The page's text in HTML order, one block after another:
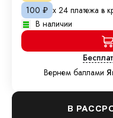
100 ₽ х 24 платежа в
В наличии
Вернем баллами
В